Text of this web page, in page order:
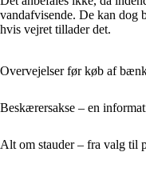
vandafvisende. De kan dog
hvis vejret tillader det.
Overvejelser før køb af
Beskærersakse – en
Alt om stauder – fra valg til